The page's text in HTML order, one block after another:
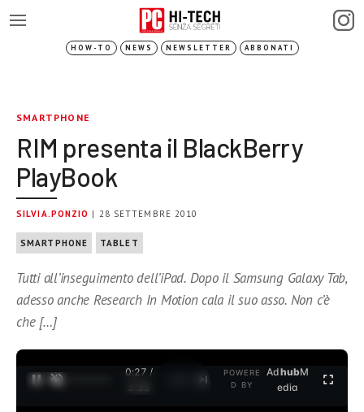
HOW-TO NEWS NEWSLETTER ABBONATI
SMARTPHONE
RIM presenta il BlackBerry
PlayBook
SILVIA.PONZIO | 28 SETTEMBRE 2010
SMARTPHONE TABLET
Tutti all’inseguimento dell’iPad. Dopo il Samsung Galaxy Tab,
adesso anche Research In Motion cala il suo asso. Non c’è
che […]
0:27 /
3:35
POWERE
D BY
AdhubM
edia